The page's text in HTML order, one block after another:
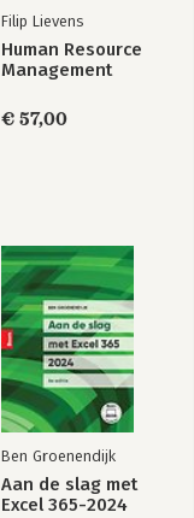
Filip Lievens
Human Resource
Management
€ 57,00
Ben Groenendijk
Aan de slag met
Excel 365-2024